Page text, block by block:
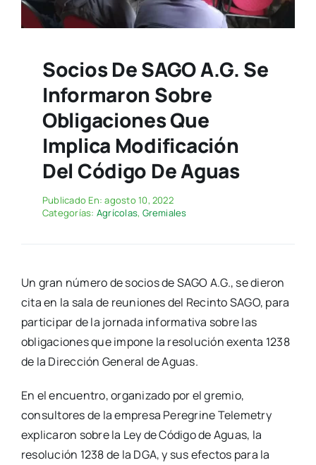
Socios De SAGO A.G. Se
Informaron Sobre
Obligaciones Que
Implica Modificación
Del Código De Aguas
Publicado En: agosto 10, 2022
Categorías: Agrícolas, Gremiales
Un gran número de socios de SAGO A.G., se dieron
cita en la sala de reuniones del Recinto SAGO, para
participar de la jornada informativa sobre las
obligaciones que impone la resolución exenta 1238
de la Dirección General de Aguas.
En el encuentro, organizado por el gremio,
consultores de la empresa Peregrine Telemetry
explicaron sobre la Ley de Código de Aguas, la
resolución 1238 de la DGA, y sus efectos para la